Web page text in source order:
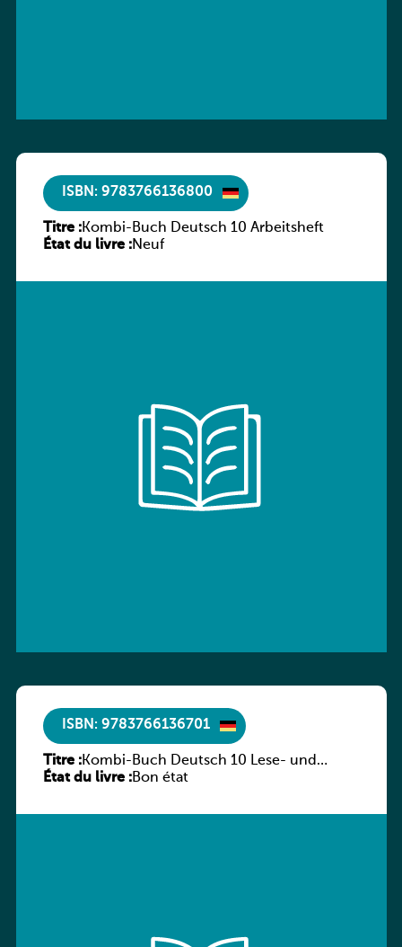
ISBN: 9783766136800
Titre :Kombi-Buch Deutsch 10 Arbeitsheft
État du livre :Neuf
ISBN: 9783766136701
Titre :Kombi-Buch Deutsch 10 Lese- und
Sprachbuch
État du livre :Bon état